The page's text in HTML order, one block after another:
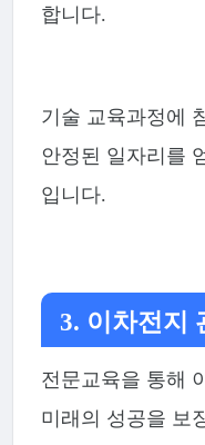
합니다.
기술 교육과정에
안정된 일자리를
입니다.
3. 이차전지
전문교육을 통해
미래의 성공을 보